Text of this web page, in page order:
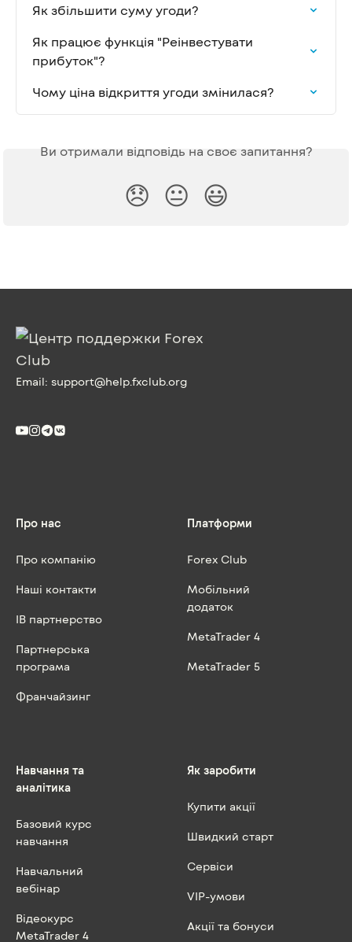
Як збільшити суму угоди?
Як працює функція "Реінвестувати
прибуток"?
Чому ціна відкриття угоди змінилася?
Ви отримали відповідь на своє запитання?
😞 😐 😃
Email: support@help.fxclub.org
Про нас
Про компанію
Наші контакти
IB партнерство
Партнерська
програма
Франчайзинг
Платформи
Forex Club
Мобільний
додаток
MetaTrader 4
MetaTrader 5
Навчання та
аналітика
Базовий курс
навчання
Навчальний
вебінар
Відеокурс
MetaTrader 4
Як заробити
Купити акції
Швидкий старт
Сервіси
VIP-умови
Акції та бонуси